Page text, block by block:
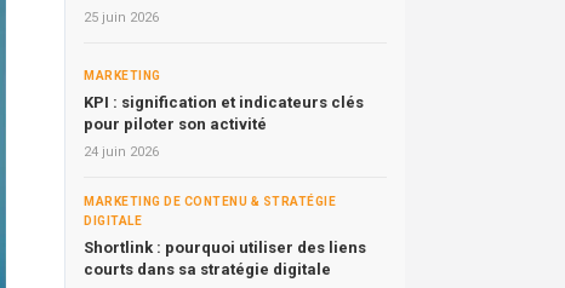
25 juin 2026
MARKETING
KPI : signification et indicateurs clés
pour piloter son activité
24 juin 2026
MARKETING DE CONTENU & STRATÉGIE
DIGITALE
Shortlink : pourquoi utiliser des liens
courts dans sa stratégie digitale